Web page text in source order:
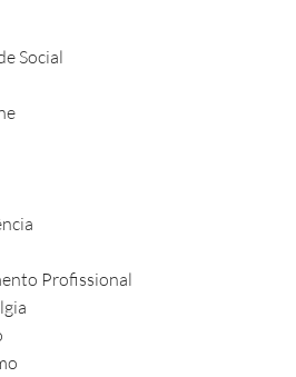
Social
Profissional